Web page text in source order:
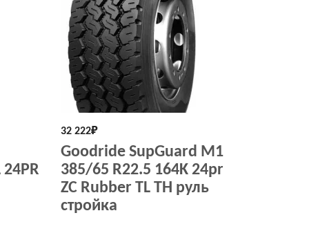
32 222₽
Goodride SupGuard M1
385/65 R22.5 164K 24pr
ZC Rubber TL ТH руль
стройка